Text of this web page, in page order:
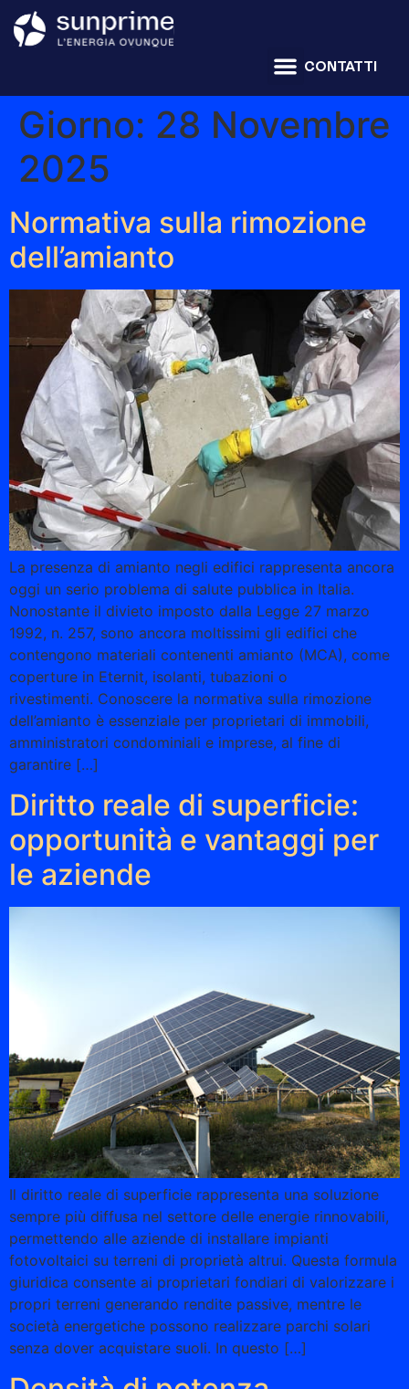
CONTATTI
Giorno: 28 Novembre
2025
Normativa sulla rimozione
dell’amianto
La presenza di amianto negli edifici rappresenta ancora
oggi un serio problema di salute pubblica in Italia.
Nonostante il divieto imposto dalla Legge 27 marzo
1992, n. 257, sono ancora moltissimi gli edifici che
contengono materiali contenenti amianto (MCA), come
coperture in Eternit, isolanti, tubazioni o
rivestimenti. Conoscere la normativa sulla rimozione
dell’amianto è essenziale per proprietari di immobili,
amministratori condominiali e imprese, al fine di
garantire […]
Diritto reale di superficie:
opportunità e vantaggi per
le aziende
Il diritto reale di superficie rappresenta una soluzione
sempre più diffusa nel settore delle energie rinnovabili,
permettendo alle aziende di installare impianti
fotovoltaici su terreni di proprietà altrui. Questa formula
giuridica consente ai proprietari fondiari di valorizzare i
propri terreni generando rendite passive, mentre le
società energetiche possono realizzare parchi solari
senza dover acquistare suoli. In questo […]